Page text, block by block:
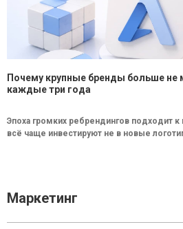
Почему крупные бренды больше не
каждые три года
Эпоха громких ребрендингов подходит
всё чаще инвестируют не в новые
Маркетинг